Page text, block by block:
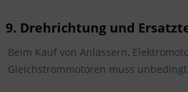
9. Drehrichtung und
Beim Kauf von Anlassern,
Gleichstrommotoren muss